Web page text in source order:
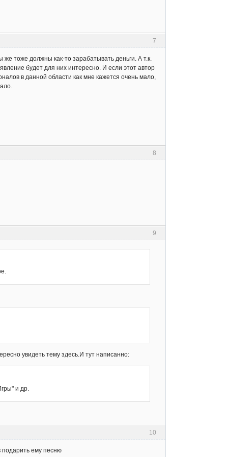
7
тоже должны как-то зарабатывать деньги. А т.к.
будет для них интересно. И если этот автор
в данной области как мне кажется очень мало,
8
9
увидеть тему здесь.И тут написанно:
и др.
10
подарить ему песню